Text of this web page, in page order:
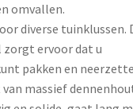
omvallen.
diverse tuinklussen.
zorgt ervoor dat u
pakken en
massief